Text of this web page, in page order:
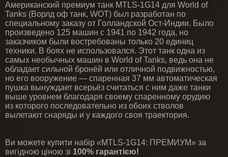
Американский премиум танк MTLS-1G14 для World of
Tanks (Ворлд оф танк, WOT) был разработан по
специальному заказу от Голландской Ост-Индии. Было
произведено 125 машин с 1941 по 1942 года, но
заказчиком были востребованы только 20 единиц
техники. В боях не использовался. Этот танк одна из
самых необычных машин в World of Tanks, ведь она не
обладает сильной бронёй или отличной подвижностью,
но его вооружение — спаренная 37 мм автоматическая
пушка вынуждает всерьёз считаться с ним даже танки
выше уровнем благодаря своему спаренному орудию
из которого последовательно из обоих стволов
вылетают снаряды и у каждого своя траектория.
Ви можете купити набір «MTLS-1G14: ПРЕМИУМ» за
вигідною ціною зі 100% гарантією!